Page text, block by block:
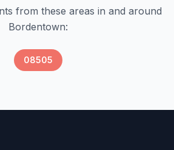
from these areas in and around
Bordentown:
08505